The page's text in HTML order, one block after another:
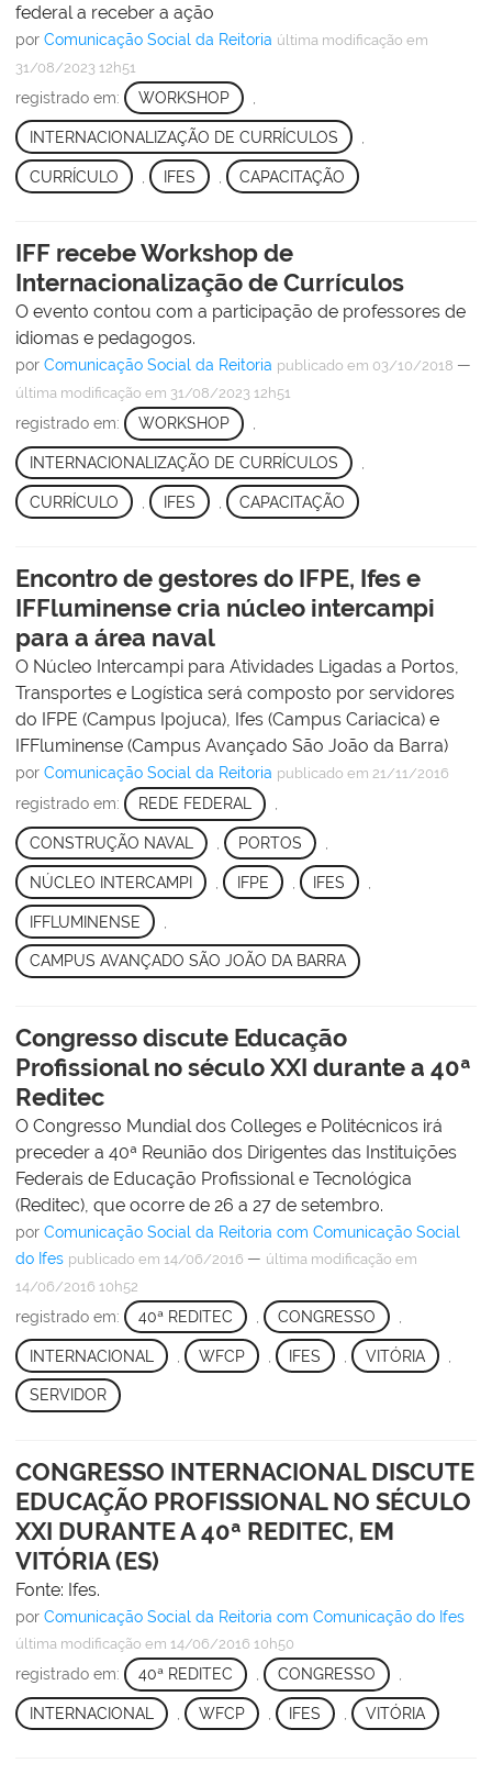
federal a receber a ação
por Comunicação Social da Reitoria última modificação em
31/08/2023 12h51
registrado em: WORKSHOP
INTERNACIONALIZAÇÃO DE CURRÍCULOS
CURRÍCULO IFES CAPACITAÇÃO
IFF recebe Workshop de
Internacionalização de Currículos
O evento contou com a participação de professores de
idiomas e pedagogos.
por Comunicação Social da Reitoria publicado em 03/10/2018 —
última modificação em 31/08/2023 12h51
registrado em: WORKSHOP ,
INTERNACIONALIZAÇÃO DE CURRÍCULOS
CURRÍCULO IFES CAPACITAÇÃO
Encontro de gestores do IFPE, Ifes e
IFFluminense cria núcleo intercampi
para a área naval
O Núcleo Intercampi para Atividades Ligadas a Portos,
Transportes e Logística será composto por servidores
do IFPE (Campus Ipojuca), Ifes (Campus Cariacica) e
IFFluminense (Campus Avançado São João da Barra)
por Comunicação Social da Reitoria publicado em 21/11/2016
registrado em: REDE FEDERAL ,
CONSTRUÇÃO NAVAL PORTOS
NÚCLEO INTERCAMPI IFPE IFES
IFFLUMINENSE
CAMPUS AVANÇADO SÃO JOÃO DA BARRA
Congresso discute Educação
Profissional no século XXI durante a 40ª
Reditec
O Congresso Mundial dos Colleges e Politécnicos irá
preceder a 40ª Reunião dos Dirigentes das Instituições
Federais de Educação Profissional e Tecnológica
(Reditec), que ocorre de 26 a 27 de setembro.
por Comunicação Social da Reitoria com Comunicação Social
do Ifes publicado em 14/06/2016 — última modificação em
14/06/2016 10h52
registrado em: 40ª REDITEC CONGRESSO
INTERNACIONAL WFCP IFES , VITÓRIA
SERVIDOR
CONGRESSO INTERNACIONAL DISCUTE
EDUCAÇÃO PROFISSIONAL NO SÉCULO
XXI DURANTE A 40ª REDITEC, EM
VITÓRIA (ES)
Fonte: Ifes.
por Comunicação Social da Reitoria com Comunicação do Ifes
última modificação em 14/06/2016 10h50
registrado em: 40ª REDITEC CONGRESSO
INTERNACIONAL WFCP IFES , VITÓRIA